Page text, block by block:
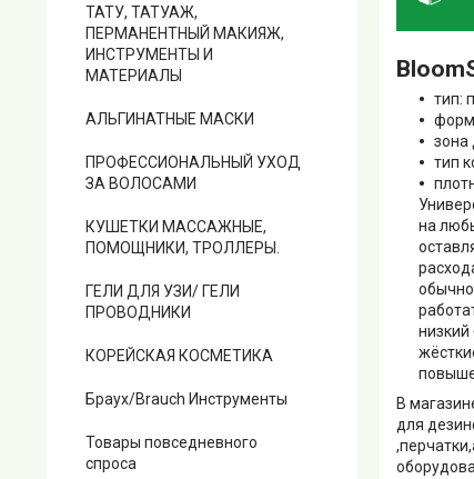
тип:
зона
тип
на
В
для
ТАТУ, ТАТУАЖ,
ПЕРМАНЕНТНЫЙ МАКИЯЖ,
ИНСТРУМЕНТЫ И
МАТЕРИАЛЫ
АЛЬГИНАТНЫЕ МАСКИ
ПРОФЕССИОНАЛЬНЫЙ УХОД
ЗА ВОЛОСАМИ
КУШЕТКИ МАССАЖНЫЕ,
ПОМОЩНИКИ, ТРОЛЛЕРЫ.
ГЕЛИ ДЛЯ УЗИ/ ГЕЛИ
ПРОВОДНИКИ
КОРЕЙСКАЯ КОСМЕТИКА
Браух/Brauch Инструменты
Товары повседневного
спроса